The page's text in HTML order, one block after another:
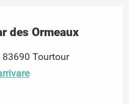
des Ormeaux
83690 Tourtour